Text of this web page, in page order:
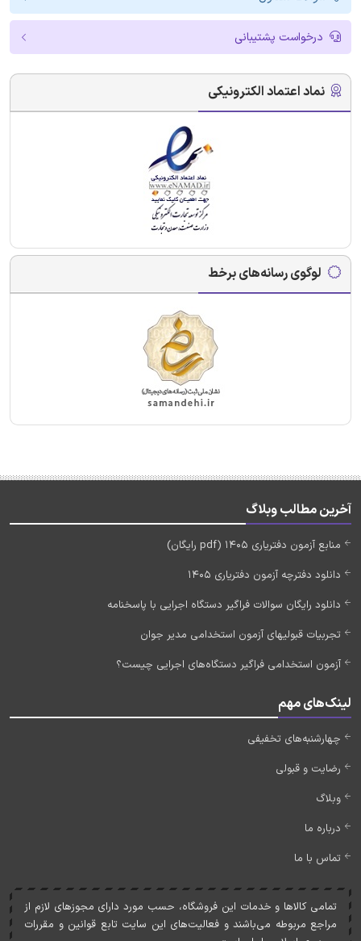
درخواست پشتیبانی
نماد اعتماد الکترونیکی
لوگوی رسانه‌های برخط
آخرین مطالب وبلاگ
منابع آزمون دفتریاری 1405 (pdf رایگان)
دانلود دفترچه آزمون دفتریاری 1405
دانلود رایگان سوالات فراگیر دستگاه اجرایی با پاسخنامه
تجربیات قبولیهای آزمون استخدامی مدیر جوان
آزمون استخدامی فراگیر دستگاه‌های اجرایی چیست؟
لینک‌های مهم
چهارشنبه‌های تخفیفی
رضایت و قبولی
وبلاگ
درباره ما
تماس با ما
تمامی کالاها و خدمات اين فروشگاه، حسب مورد دارای مجوزهای لازم از
مراجع مربوطه می‌باشند و فعاليت‌های اين سايت تابع قوانين و مقررات